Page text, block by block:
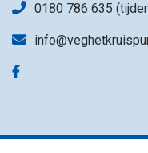
0180 786 635